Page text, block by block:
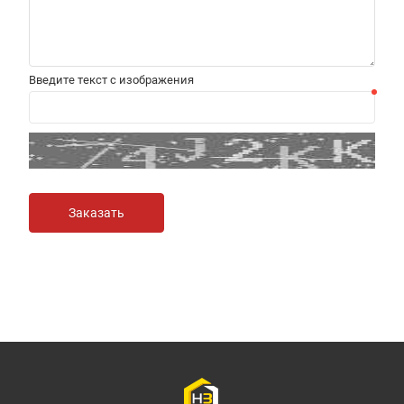
Введите текст с изображения